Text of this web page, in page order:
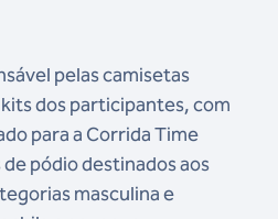
pelas camisetas
dos participantes, com
para a Corrida Time
pódio destinados aos
masculina e